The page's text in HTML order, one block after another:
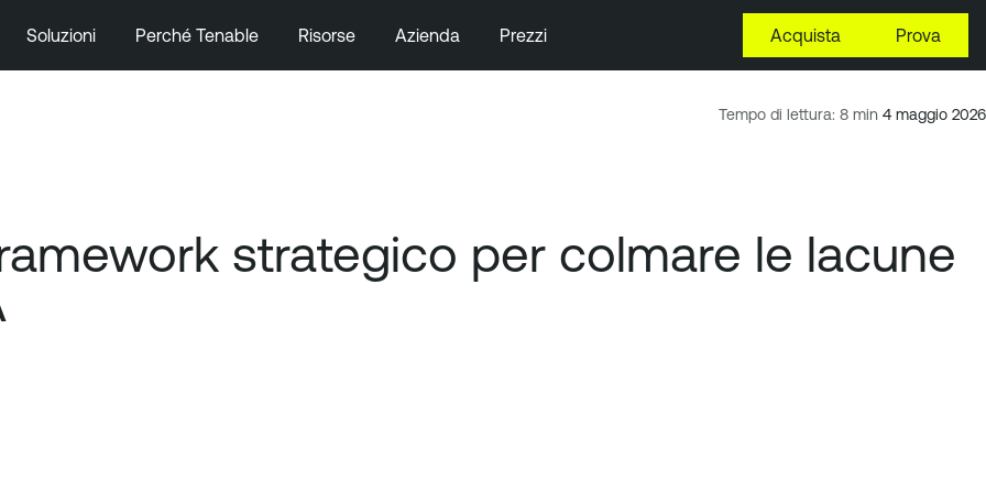
Soluzioni Perché Tenable Risorse Azienda Prezzi Acquista Prova
Tempo di lettura: 8 min 4 maggio 2026
strategico per colmare le lacune